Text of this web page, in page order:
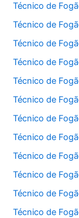
Técnico de
Técnico de
Técnico de
Técnico de
Técnico de
Técnico de
Técnico de
Técnico de
Técnico de
Técnico de
Técnico de
Técnico de